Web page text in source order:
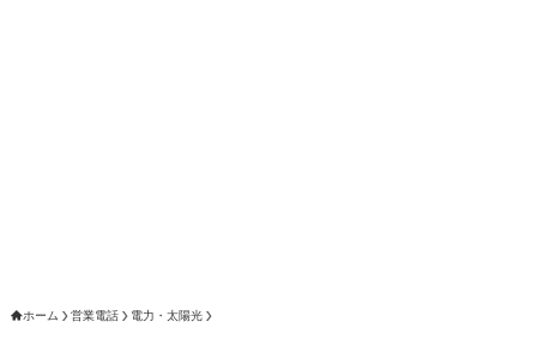
ホーム 営業電話 電力・太陽光